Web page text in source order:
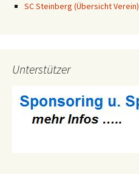
SC Steinberg (Übersicht Verein)
Unterstützer